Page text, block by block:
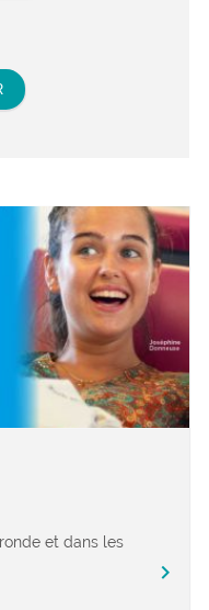
et dans les
keyboard_arrow_right